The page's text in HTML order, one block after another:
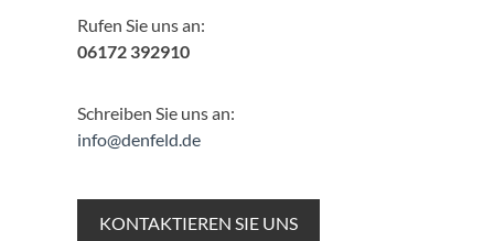
Rufen Sie uns an:
06172 392910
Schreiben Sie uns an:
info@denfeld.de
KONTAKTIEREN SIE UNS